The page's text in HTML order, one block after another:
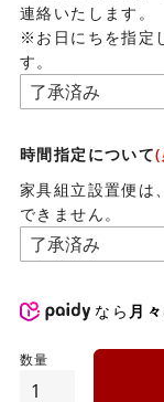
連絡いたします。
※お日にちを指定
す。
時間指定について
家具組立設置便は
できません。
なら 月